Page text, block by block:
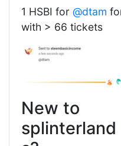
1 HSBI for @dtam
with > 66 tickets
New to
splinterland